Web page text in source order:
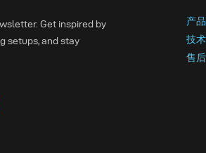
Get inspired by
setups, and stay
产品
技
售